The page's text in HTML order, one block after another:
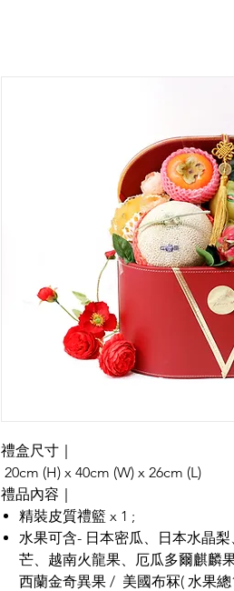
禮盒尺寸｜
20cm (H) x 40cm (W) x 26cm (L)
禮品內容｜
精裝皮質禮籃 x 1 ;
水果可含- 日本密瓜、日本水晶
芒、越南火龍果、厄瓜多爾麒麟
西蘭金奇異果 / 美國布冧( 水果